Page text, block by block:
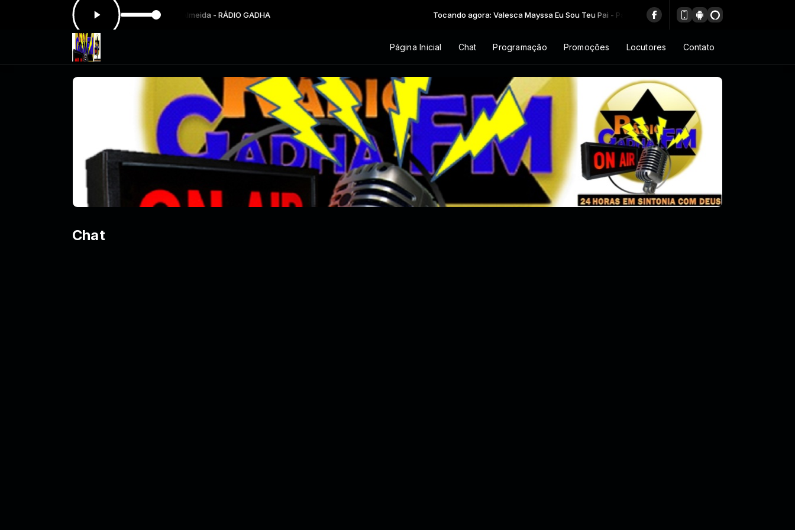
Valesca Mayssa Eu Sou Teu Pai - Paulo Almeida - RÁDIO GADHA Tocando agora: Valesca Mayssa Eu Sou Teu Pai - Paulo Almeida - RÁDIO GADHA
Página Inicial Chat Programação Promoções Locutores Contato
Chat